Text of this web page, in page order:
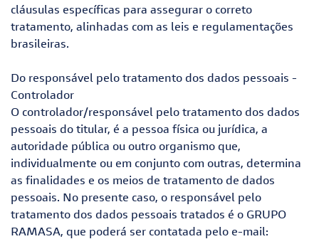
cláusulas específicas para assegurar o correto
tratamento, alinhadas com as leis e regulamentações
brasileiras.
Do responsável pelo tratamento dos dados pessoais -
Controlador
O controlador/responsável pelo tratamento dos dados
pessoais do titular, é a pessoa física ou jurídica, a
autoridade pública ou outro organismo que,
individualmente ou em conjunto com outras, determina
as finalidades e os meios de tratamento de dados
pessoais. No presente caso, o responsável pelo
tratamento dos dados pessoais tratados é o GRUPO
RAMASA, que poderá ser contatada pelo e-mail: